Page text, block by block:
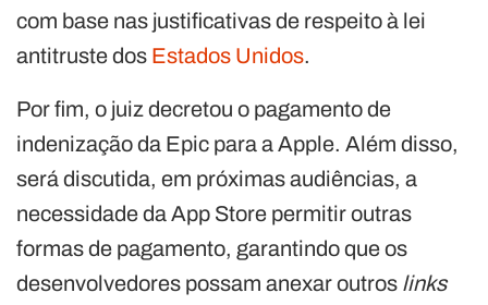
com base nas justificativas de respeito à lei
antitruste dos Estados Unidos.
Por fim, o juiz decretou o pagamento de
indenização da Epic para a Apple. Além disso,
será discutida, em próximas audiências, a
necessidade da App Store permitir outras
formas de pagamento, garantindo que os
desenvolvedores possam anexar outros links